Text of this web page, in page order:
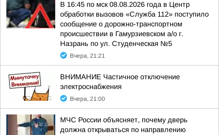
В 16:45 по мск 08.08.2026 года в Центр
обработки вызовов «Служба 112» поступило
сообщение о дорожно-транспортном
происшествии в Гамурзиевском а/о г.
Назрань по ул. Студенческая №5
Вчера, 21:21
ВНИМАНИЕ Частичное отключение
электроснабжения
Вчера, 21:00
МЧС России объясняет, почему дверь
должна открываться по направлению